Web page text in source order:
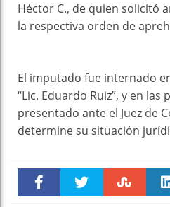
Héctor C., de quien solicitó
la respectiva orden de
El imputado fue internado
“Lic. Eduardo Ruiz”, y en
presentado ante el Juez de
determine su situación